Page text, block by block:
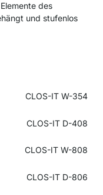
des
und stufenlos
CLOS-IT W-354
CLOS-IT D-408
CLOS-IT W-808
CLOS-IT D-806